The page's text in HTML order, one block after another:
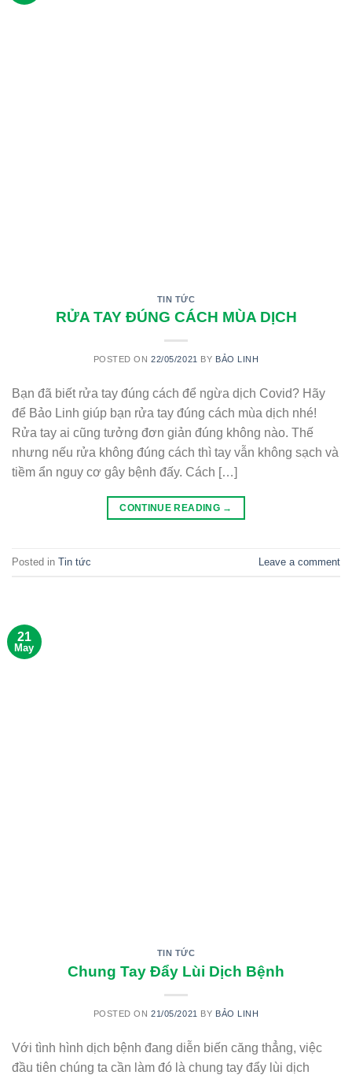
TIN TỨC
RỬA TAY ĐÚNG CÁCH MÙA DỊCH
POSTED ON22/05/2021 BY BẢO LINH
Bạn đã biết rửa tay đúng cách để ngừa dịch Covid? Hãy
để Bảo Linh giúp bạn rửa tay đúng cách mùa dịch nhé!
Rửa tay ai cũng tưởng đơn giản đúng không nào. Thế
nhưng nếu rửa không đúng cách thì tay vẫn không sạch và
tiềm ẩn nguy cơ gây bệnh đấy. Cách […]
CONTINUE READING →
Posted in Tin tức Leave a comment
21
May
TIN TỨC
Chung Tay Đẩy Lùi Dịch Bệnh
POSTED ON21/05/2021 BY BẢO LINH
Với tình hình dịch bệnh đang diễn biến căng thẳng, việc
đầu tiên chúng ta cần làm đó là chung tay đẩy lùi dịch